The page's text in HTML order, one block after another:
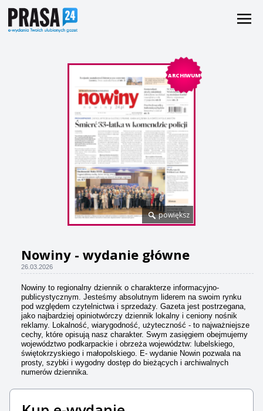
ARCHIWUM
powiększ
Nowiny - wydanie główne
26.03.2026
Nowiny to regionalny dziennik o charakterze informacyjno-
publicystycznym. Jesteśmy absolutnym liderem na swoim rynku
pod względem czytelnictwa i sprzedaży. Gazeta jest postrzegana,
jako najbardziej opiniotwórczy dziennik lokalny i ceniony nośnik
reklamy. Lokalność, wiarygodność, użyteczność - to najważniejsze
cechy, które opisują nasz charakter. Swym zasięgiem obejmujemy
województwo podkarpackie i obrzeża województw: lubelskiego,
świętokrzyskiego i małopolskiego. E- wydanie Nowin pozwala na
prosty, szybki i wygodny dostęp do bieżących i archiwalnych
numerów dziennika.